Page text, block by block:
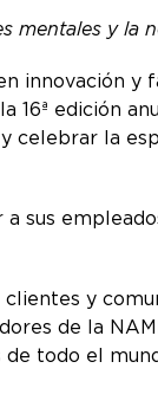
mentales y la
innovación y
edición
celebrar la
sus
y
de la
todo el